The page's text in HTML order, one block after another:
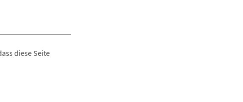
diese Seite